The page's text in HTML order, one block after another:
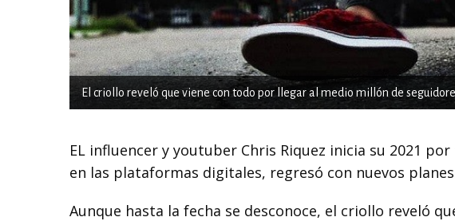
El criollo reveló que viene con todo por llegar al medio millón de
EL influencer y youtuber Chris Riquez inicia su 2021
en las plataformas digitales, regresó con nuevos
Aunque hasta la fecha se desconoce, el criollo reveló